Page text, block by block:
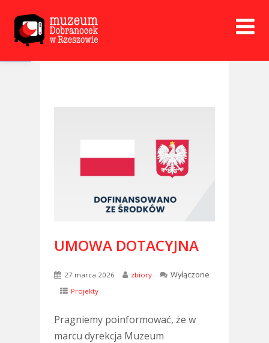
Open toolbar
UMOWA DOTACYJNA
27 marca 2026 zbiory Wyłączone
Projekty
Pragniemy poinformować, że w
marcu dyrekcja Muzeum